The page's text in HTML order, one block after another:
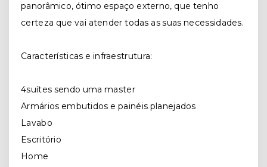
panorâmico, ótimo espaço externo, que tenho
certeza que vai atender todas as suas necessidades.
Características e infraestrutura:
4suítes sendo uma master
Armários embutidos e painéis planejados
Lavabo
Escritório
Home